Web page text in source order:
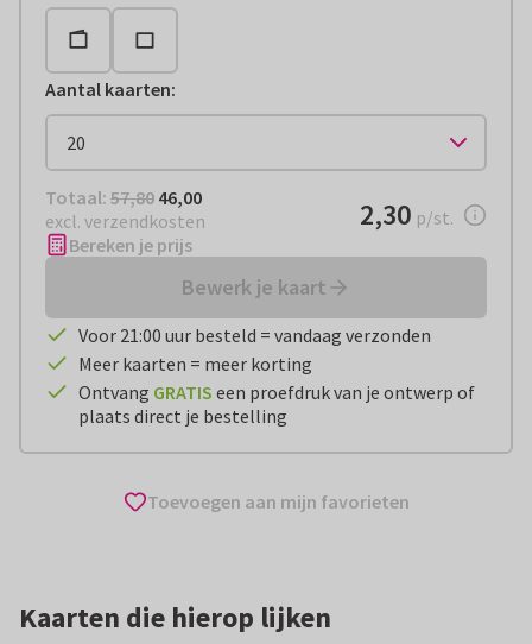
Aantal kaarten:
Totaal: € 46,00
Totaal: 57,80 46,00
excl. verzendkosten
€ 2,30per stuk
2,30 p/st.
Bereken je prijs
Bewerk je kaart
Voor 21:00 uur besteld = vandaag verzonden
Meer kaarten = meer korting
Ontvang GRATIS een proefdruk van je ontwerp of
plaats direct je bestelling
Toevoegen aan mijn favorieten
Kaarten die hierop lijken